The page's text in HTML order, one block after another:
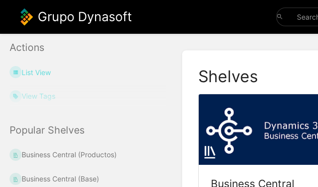
Grupo Dynasoft
Actions
List View
View Tags
Popular Shelves
Business Central (Productos)
Business Central (Base)
Shelves
Business Central